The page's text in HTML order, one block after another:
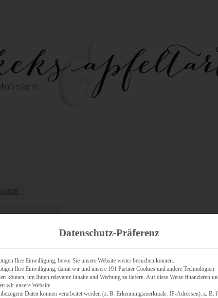
KÄSEKUCHEN
Datenschutz-Präferenz
Ihre Einwilligung, bevor Sie unsere Website weiter besuchen können.
Ihre Einwilligung, damit wir und unsere 191 Partner Cookies und andere Technologien
können, um Ihnen relevante Inhalte und Werbung zu liefern. Auf diese Weise finanzieren
wir unsere Website.
Daten können verarbeitet werden (z. B. Erkennungsmerkmale, IP-Adressen), z. B.